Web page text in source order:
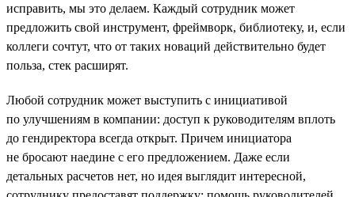
исправить, мы это делаем. Каждый сотрудник может
предложить свой инструмент, фреймворк, библиотеку, и, если
коллеги сочтут, что от таких новаций действительно будет
польза, стек расширят.
Любой сотрудник может выступить с инициативой
по улучшениям в компании: доступ к руководителям вплоть
до гендиректора всегда открыт. Причем инициатора
не бросают наедине с его предложением. Даже если
детальных расчетов нет, но идея выглядит интересной,